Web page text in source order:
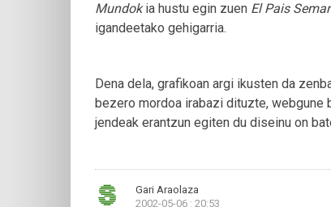
Mundokia hustu egin zuen El Pais
igandeetako gehigarria.
Dena dela, grafikoan argi ikusten da
bezero mordoa irabazi dituzte, webgune
jendeak erantzun egiten du diseinu on
Gari Araolaza
2002-05-06 : 20:53